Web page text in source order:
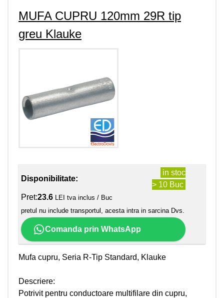
MUFA CUPRU 120mm 29R tip
greu Klauke
Disponibilitate:
in stoc
> 10 Buc
Pret:23.6 LEI tva inclus / Buc
pretul nu include transportul, acesta intra in sarcina Dvs.
Comanda prin WhatsApp
Mufa cupru, Seria R-Tip Standard, Klauke
Descriere:
Potrivit pentru conductoare multifilare din cupru,